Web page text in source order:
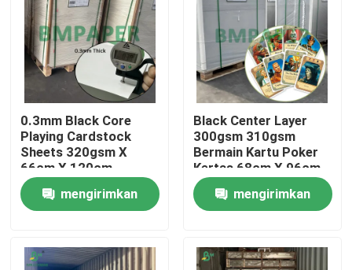
Rumah
Produk
0.3mm Black Core
Playing Cardstock
Sheets 320gsm X
66cm X 120cm
Premium Printing
mengirimkan
Black Center Layer
300gsm 310gsm
Bermain Kartu Poker
Kertas 68cm X 96cm
mengirimkan